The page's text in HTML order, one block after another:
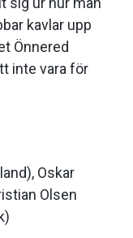
kavlar upp
Önnered
inte vara för
Oskar
Olsen